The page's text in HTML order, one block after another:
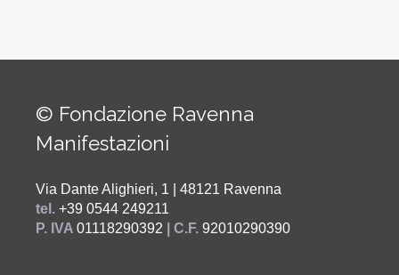
© Fondazione Ravenna
Manifestazioni
Via Dante Alighieri, 1 | 48121 Ravenna
tel. +39 0544 249211
P. IVA 01118290392 | C.F. 92010290390